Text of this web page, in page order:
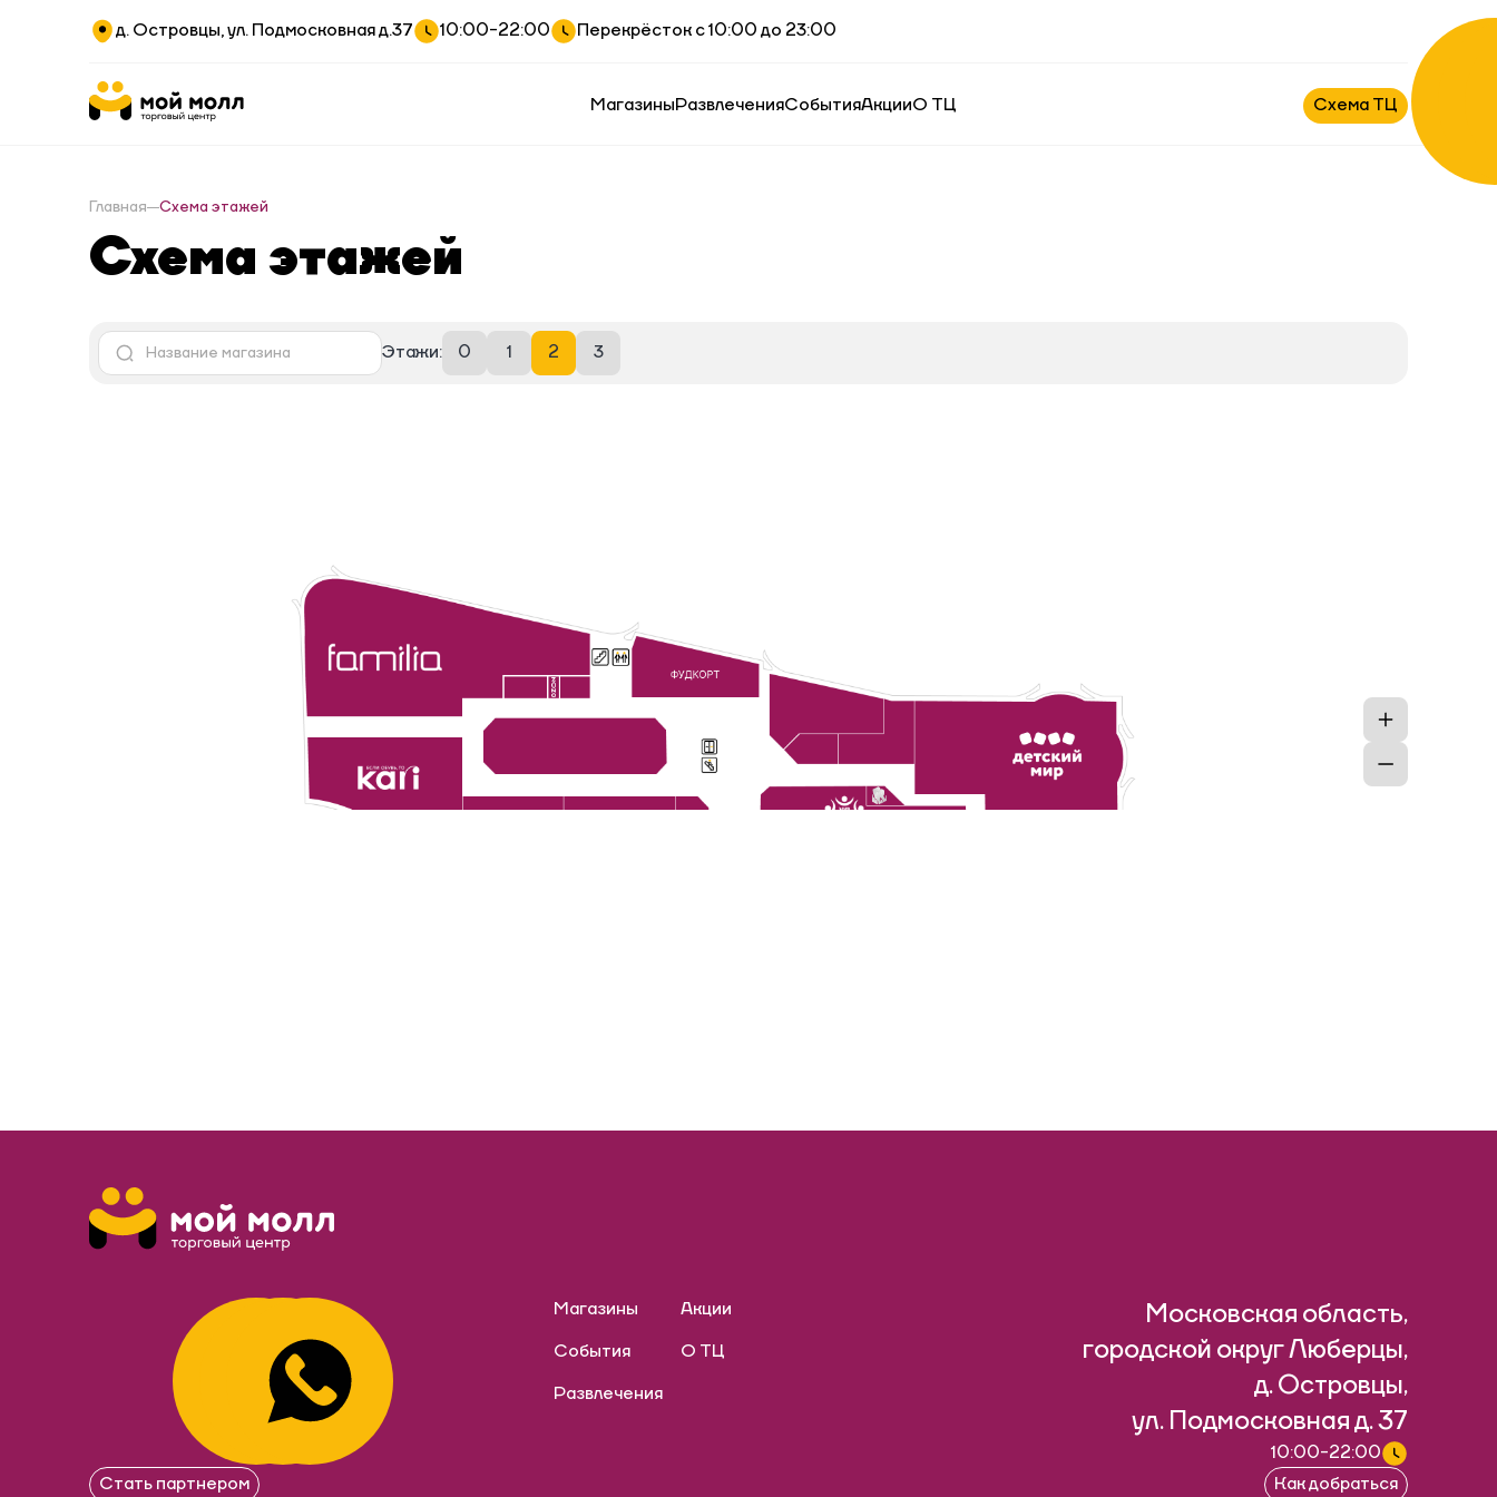
д. Островцы, ул. Подмосковная д.37 10:00-22:00 Перекрёсток с 10:00 до 23:00
МагазиныРазвлеченияСобытияАкцииО ТЦ Схема ТЦ
Главная Схема этажей
Схема этажей
Этажи: 0 1 2 3
Стать партнером
Магазины
События
Развлечения
Акции
О ТЦ
Московская область,
городской округ Люберцы,
д. Островцы,
ул. Подмосковная д. 37
10:00-22:00
Как добраться